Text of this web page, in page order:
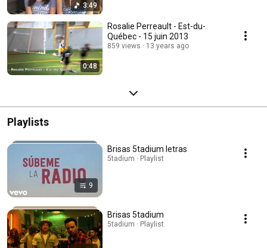
3:49
0:48
Rosalie Perreault - Est-du-
Québec - 15 juin 2013
859 views 13 years ago
Playlists
9
Brisas 5tadium letras
5tadium · Playlist
Brisas 5tadium
5tadium · Playlist